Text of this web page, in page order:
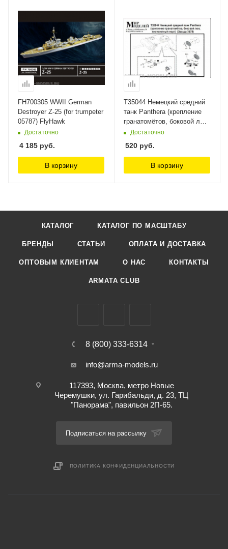
FH700305 WWII German
Destroyer Z-25 (for trumpeter
05787) FlyHawk
Достаточно
4 185 руб.
В корзину
Т35044 Немецкий средний
танк Panthera (крепление
гранатомётов, боковой люк,
пистолетный порт) Мир
Достаточно
520 руб.
В корзину
КАТАЛОГ КАТАЛОГ ПО МАСШТАБУ
БРЕНДЫ СТАТЬИ ОПЛАТА И ДОСТАВКА
ОПТОВЫМ КЛИЕНТАМ О НАС КОНТАКТЫ
ARMATA CLUB
8 (800) 333-6314
info@arma-models.ru
117393, Москва, метро Новые
Черемушки, ул. Гарибальди, д. 23, ТЦ
"Панорама", павильон 2П-65.
Подписаться на рассылку
ПОЛИТИКА КОНФИДЕНЦИАЛЬНОСТИ